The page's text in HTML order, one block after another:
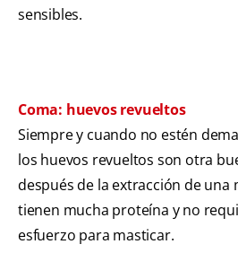
sensibles.
Coma: huevos revueltos
Siempre y cuando no estén
los huevos revueltos son otra
después de la extracción de una
tienen mucha proteína y no
esfuerzo para masticar.